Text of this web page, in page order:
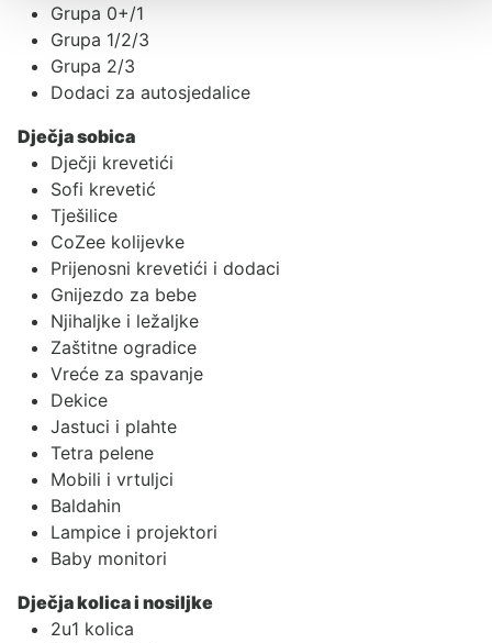
Grupa 0+/1
Grupa 1/2/3
Grupa 2/3
Dodaci za autosjedalice
Dječja sobica
Dječji krevetići
Sofi krevetić
Tješilice
CoZee kolijevke
Prijenosni krevetići i dodaci
Gnijezdo za bebe
Njihaljke i ležaljke
Zaštitne ogradice
Vreće za spavanje
Dekice
Jastuci i plahte
Tetra pelene
Mobili i vrtuljci
Baldahin
Lampice i projektori
Baby monitori
Dječja kolica i nosiljke
2u1 kolica